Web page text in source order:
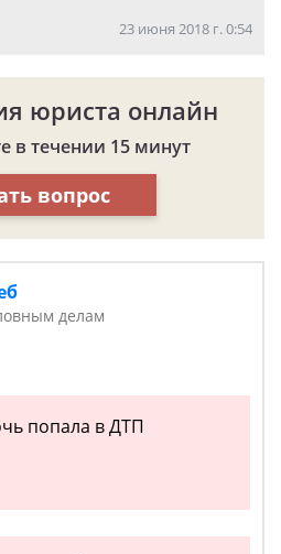
23 июня 2018 г. 0:54
юриста онлайн
в течении 15 минут
вопрос
делам
попала в ДТП